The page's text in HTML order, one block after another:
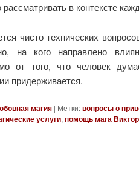
рассматривать в контексте
чисто технических
на кого направлено
от того, что человек
придерживается.
магия | Метки:вопросы о
услуги, помощь мага